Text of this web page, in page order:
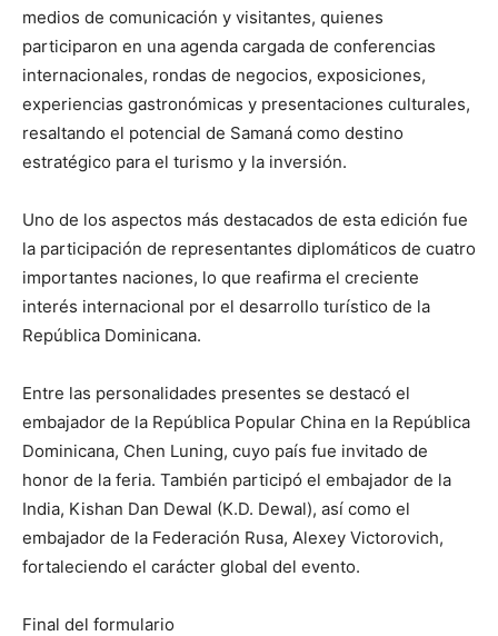
medios de comunicación y visitantes, quienes
participaron en una agenda cargada de conferencias
internacionales, rondas de negocios, exposiciones,
experiencias gastronómicas y presentaciones culturales,
resaltando el potencial de Samaná como destino
estratégico para el turismo y la inversión.
Uno de los aspectos más destacados de esta edición fue
la participación de representantes diplomáticos de cuatro
importantes naciones, lo que reafirma el creciente
interés internacional por el desarrollo turístico de la
República Dominicana.
Entre las personalidades presentes se destacó el
embajador de la República Popular China en la República
Dominicana, Chen Luning, cuyo país fue invitado de
honor de la feria. También participó el embajador de la
India, Kishan Dan Dewal (K.D. Dewal), así como el
embajador de la Federación Rusa, Alexey Victorovich,
fortaleciendo el carácter global del evento.
Final del formulario